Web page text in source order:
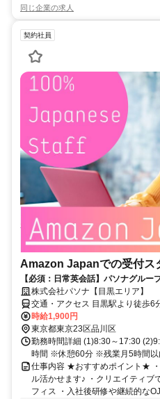
同じ企業の求人
契約社員
Amazon Japanでの受付ス
【必須：日常英会話】パソナグルー
株式会社パソナ【目黒エリア】
交通・アクセス 目黒駅より徒歩
時給1,900円
東京都東京23区品川区
勤務時間詳細 (1)8:30～17:30
時間 ※休憩60分 ※残業月5時間以
仕事内容 ★おすすめポイント★
ル活かせます♪ ・クリエイティブ
フィス ・入社後研修や継続的な